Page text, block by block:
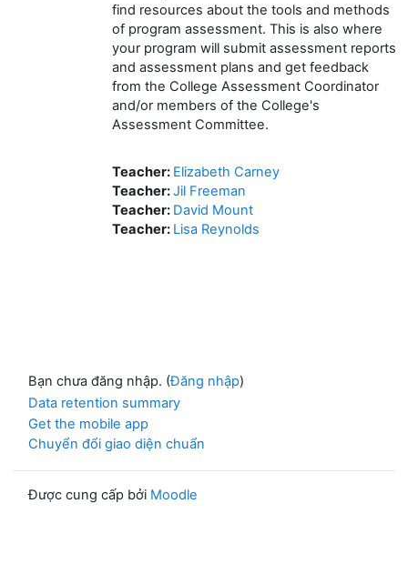
find resources about the tools and methods
of program assessment. This is also where
your program will submit assessment reports
and assessment plans and get feedback
from the College Assessment Coordinator
and/or members of the College's
Assessment Committee.
Teacher: Elizabeth Carney
Teacher:Jil Freeman
Teacher: David Mount
Teacher: Lisa Reynolds
Bạn chưa đăng nhập. (Đăng nhập)
Data retention summary
Get the mobile app
Chuyển đổi giao diện chuẩn
Được cung cấp bởi Moodle